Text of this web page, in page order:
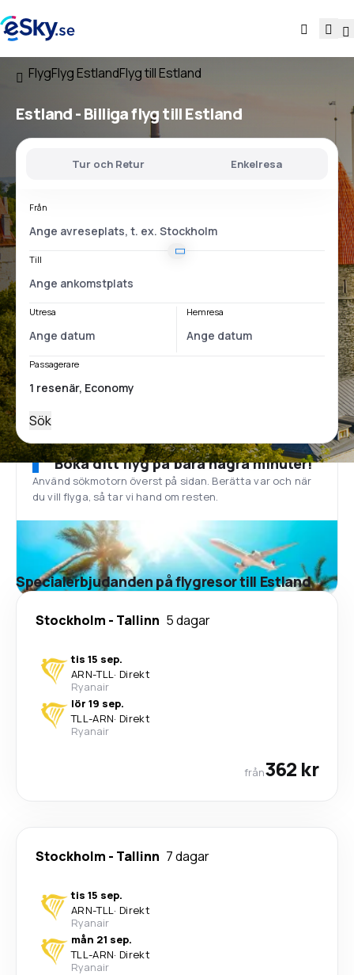
FlygFlyg EstlandFlyg till Estland
Estland - Billiga flyg till Estland
Tur och Retur Enkelresa
Från
Till
Utresa Hemresa
Passagerare
Sök
Boka ditt flyg på bara några minuter!
Använd sökmotorn överst på sidan. Berätta var och när
du vill flyga, så tar vi hand om resten.
Specialerbjudanden på flygresor till Estland
Stockholm - Tallinn 5 dagar
tis 15 sep.
ARN-TLL· Direkt
Ryanair
lör 19 sep.
TLL-ARN· Direkt
Ryanair
från362 kr
Stockholm - Tallinn 7 dagar
tis 15 sep.
ARN-TLL· Direkt
Ryanair
mån 21 sep.
TLL-ARN· Direkt
Ryanair